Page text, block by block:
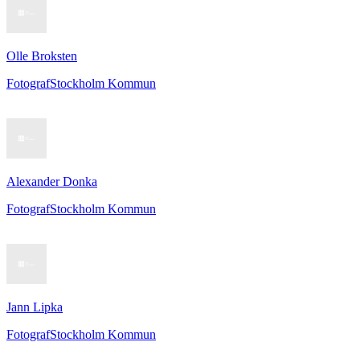
Olle Broksten
FotografStockholm Kommun
Alexander Donka
FotografStockholm Kommun
Jann Lipka
FotografStockholm Kommun